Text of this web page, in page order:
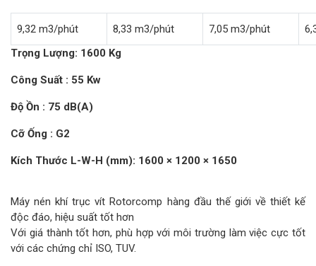
9,32 m3/phút 8,33 m3/phút 7,05 m3/phút
Trọng Lượng: 1600 Kg
Công Suất : 55 Kw
Độ Ồn : 75 dB(A)
Cỡ Ống : G2
Kích Thước L-W-H (mm): 1600 × 1200 × 1650
Máy nén khí trục vít Rotorcomp hàng đầu thế giới về thiết kế
độc đáo, hiệu suất tốt hơn
Với giá thành tốt hơn, phù hợp với môi trường làm việc cực tốt
với các chứng chỉ ISO, TUV.